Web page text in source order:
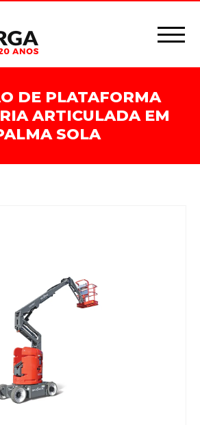
DE PLATAFORMA
ARTICULADA EM
SOLA